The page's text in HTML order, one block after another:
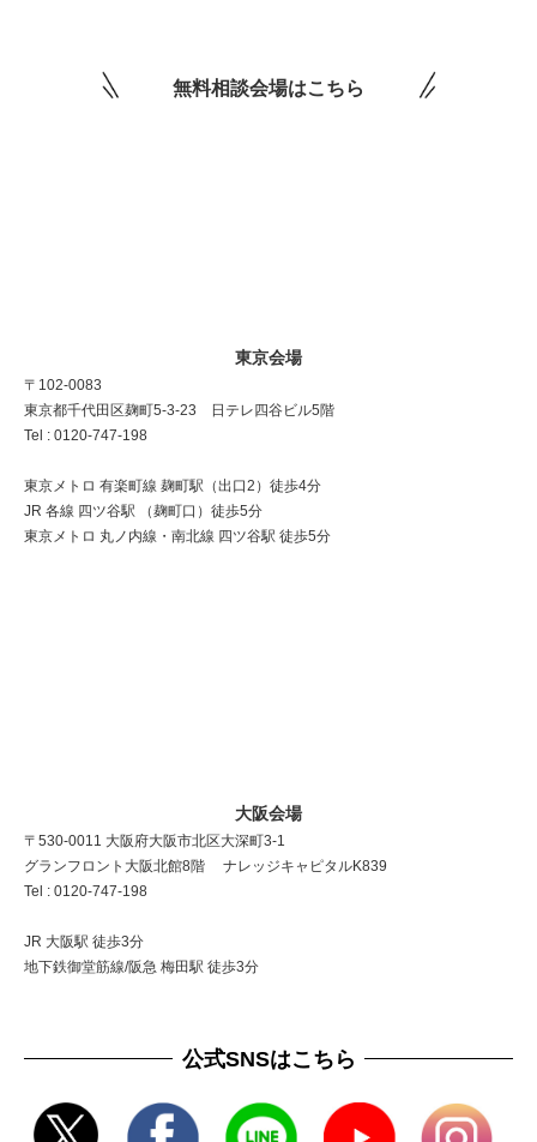
無料相談会場はこちら
東京会場
〒102-0083
東京都千代田区麹町5-3-23 日テレ四谷ビル5階
Tel : 0120-747-198
東京メトロ 有楽町線 麹町駅（出口2）徒歩4分
JR 各線 四ツ谷駅 （麹町口）徒歩5分
東京メトロ 丸ノ内線・南北線 四ツ谷駅 徒歩5分
大阪会場
〒530-0011 大阪府大阪市北区大深町3-1
グランフロント大阪北館8階 ナレッジキャピタルK839
Tel : 0120-747-198
JR 大阪駅 徒歩3分
地下鉄御堂筋線/阪急 梅田駅 徒歩3分
公式SNSはこちら